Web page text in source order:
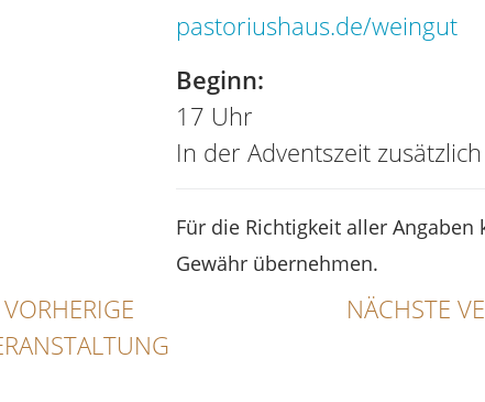
pastoriushaus.de/weingut
Beginn:
17 Uhr
In der Adventszeit
Für die Richtigkeit aller
Gewähr übernehmen.
VORHERIGE
NÄCHSTE